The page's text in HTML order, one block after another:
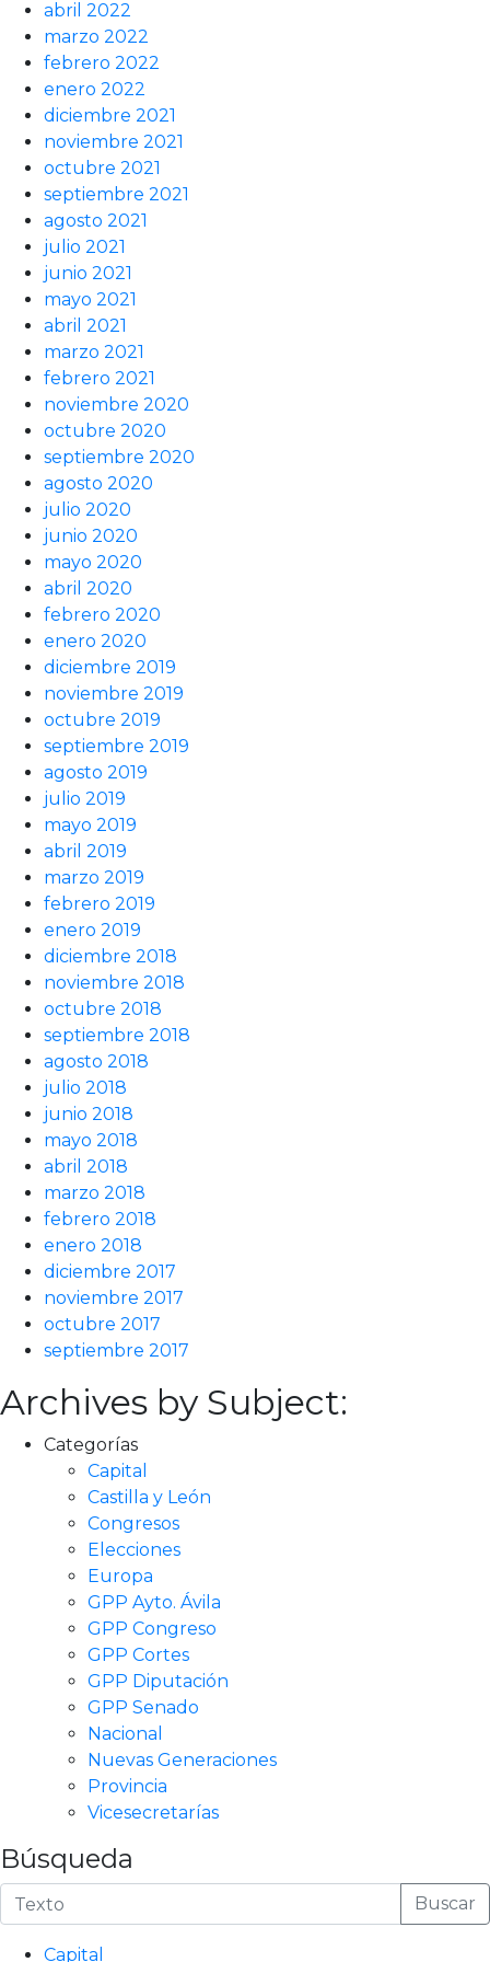
abril 2022
marzo 2022
febrero 2022
enero 2022
diciembre 2021
noviembre 2021
octubre 2021
septiembre 2021
agosto 2021
julio 2021
junio 2021
mayo 2021
abril 2021
marzo 2021
febrero 2021
noviembre 2020
octubre 2020
septiembre 2020
agosto 2020
julio 2020
junio 2020
mayo 2020
abril 2020
febrero 2020
enero 2020
diciembre 2019
noviembre 2019
octubre 2019
septiembre 2019
agosto 2019
julio 2019
mayo 2019
abril 2019
marzo 2019
febrero 2019
enero 2019
diciembre 2018
noviembre 2018
octubre 2018
septiembre 2018
agosto 2018
julio 2018
junio 2018
mayo 2018
abril 2018
marzo 2018
febrero 2018
enero 2018
diciembre 2017
noviembre 2017
octubre 2017
septiembre 2017
Archives by Subject:
Categorías
Capital
Castilla y León
Congresos
Elecciones
Europa
GPP Ayto. Ávila
GPP Congreso
GPP Cortes
GPP Diputación
GPP Senado
Nacional
Nuevas Generaciones
Provincia
Vicesecretarías
Búsqueda
Buscar
Capital